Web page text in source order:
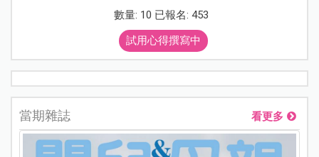
數量: 10 已報名: 453
試用心得撰寫中
當期雜誌 看更多